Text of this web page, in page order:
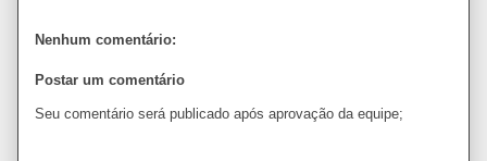
Nenhum comentário:
Postar um comentário
Seu comentário será publicado após aprovação da equipe;